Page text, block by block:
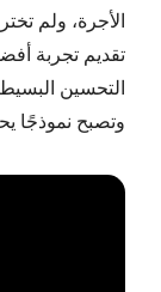
الأجرة، ولم
تقديم تجربة
التحسين
وتصبح نموذجًا